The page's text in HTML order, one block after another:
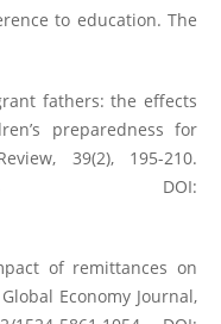
to education. The
fathers: the effects
preparedness for
39(2), 195-210.
DOI:
of remittances on
Economy Journal,